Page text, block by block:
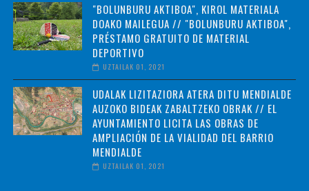
"BOLUNBURU AKTIBOA", KIROL MATERIALA
DOAKO MAILEGUA // "BOLUNBURU AKTIBOA",
PRÉSTAMO GRATUITO DE MATERIAL
DEPORTIVO
UZTAILAK 01, 2021
UDALAK LIZITAZIORA ATERA DITU MENDIALDE
AUZOKO BIDEAK ZABALTZEKO OBRAK // EL
AYUNTAMIENTO LICITA LAS OBRAS DE
AMPLIACIÓN DE LA VIALIDAD DEL BARRIO
MENDIALDE
UZTAILAK 01, 2021